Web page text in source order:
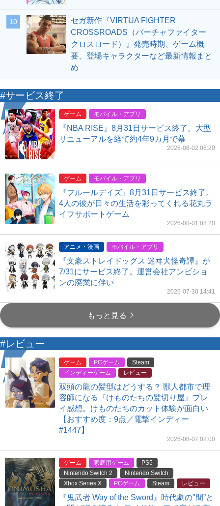
10
セガ新作『VIRTUA FIGHTER
CROSSROADS（バーチャファイター
クロスロード）』発売時期、ゲーム概
要、登場キャラクターなど最新情報まと
め
#サービス終了
ゲーム モバイル・アプリ
『NBA RISE』8月31日サービス終了。大型
リニューアルを経て約4年9カ月で幕
2026-08-02 08:20
ゲーム モバイル・アプリ
『フルールデイズ』8月31日サービス終了。
4人の彼が日々の生活を彩ってくれる花丸ラ
イフサポートゲーム
2026-08-01 08:20
アニメ・漫画 モバイル・アプリ
『文豪ストレイドッグス 迷ヰ犬怪奇譚』が
7/31にサービス終了。運営会社アンビショ
ンの廃業に伴い
2026-07-30 14:41
もっと見る
#レビュー
ゲーム PCゲーム
Steam
インディーゲーム
レビュー
双頭の龍の髪型はどうする？ 獣人都市で理
容師になる『けものたちの髪切り屋』プレ
イ感想。けものたちのカット体験が面白い
【おすすめ度：9点／電撃インディー
#1447】
2026-08-07 02:00
ゲーム 家庭用ゲーム
PS5
Nintendo Switch 2
Nintendo Switch
Xbox Series X
PCゲーム Steam レビュー
『鬼武者 Way of the Sword』時代劇の"間”と